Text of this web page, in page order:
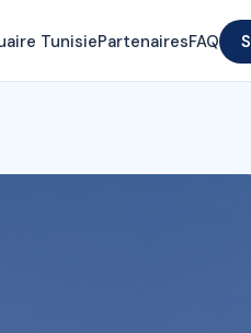
TunisiePartenairesFAQ